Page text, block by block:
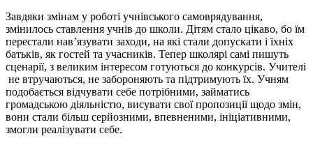
Завдяки змінам у роботі учнівського самоврядування,
змінилось ставлення учнів до школи. Дітям стало цікаво, бо їм
перестали нав’язувати заходи, на які стали допускати і їхніх
батьків, як гостей та учасників. Тепер школярі самі пишуть
сценарії, з великим інтересом готуються до конкурсів. Учителі
не втручаються, не забороняють та підтримують їх. Учням
подобається відчувати себе потрібними, займатись
громадською діяльністю, висувати свої пропозиції щодо змін,
вони стали більш серйозними, впевненими, ініціативними,
змогли реалізувати себе.